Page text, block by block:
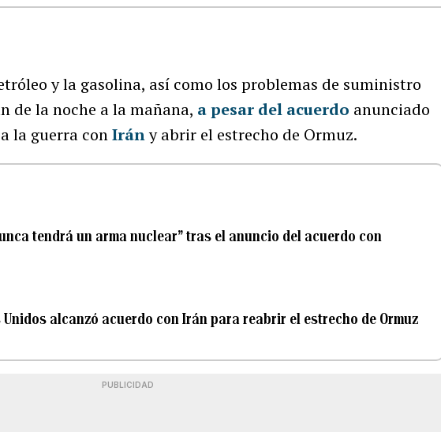
y la gasolina, así como los problemas de suministro
de la noche a la mañana, a pesar del acuerdo anunciado
la guerra conIrány abrir el estrecho de Ormuz.
tendrá un arma nuclear” tras el anuncio del acuerdo con
alcanzó acuerdo con Irán para reabrir el estrecho de Ormuz
PUBLICIDAD